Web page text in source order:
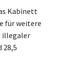
Kabinett
für weitere
illegaler
28,5